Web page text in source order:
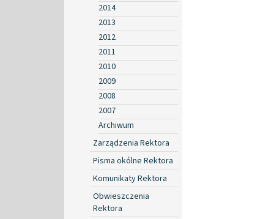
2014
2013
2012
2011
2010
2009
2008
2007
Archiwum
Zarządzenia Rektora
Pisma okólne Rektora
Komunikaty Rektora
Obwieszczenia
Rektora